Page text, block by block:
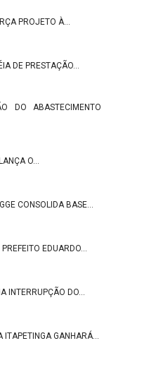
PROJETO À…
DE PRESTAÇÃO…
DO ABASTECIMENTO
O…
CONSOLIDA BASE…
EDUARDO…
INTERRUPÇÃO DO…
ITAPETINGA GANHARÁ…